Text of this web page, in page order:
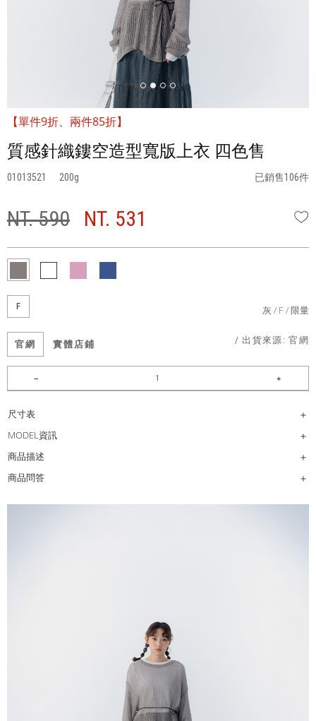
【單件9折、兩件85折】
質感針織鏤空造型寬版上衣 四色售
01013521 200 已銷售106件
NT. 590 NT. 531
F 灰 F 限量
官網 實體店鋪 / 出貨來源:官網
尺寸表
MODEL資訊
商品描述
商品問答